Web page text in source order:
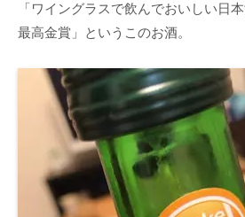
「ワイングラスで飲んでおいしい日
最高金賞」というこのお酒。